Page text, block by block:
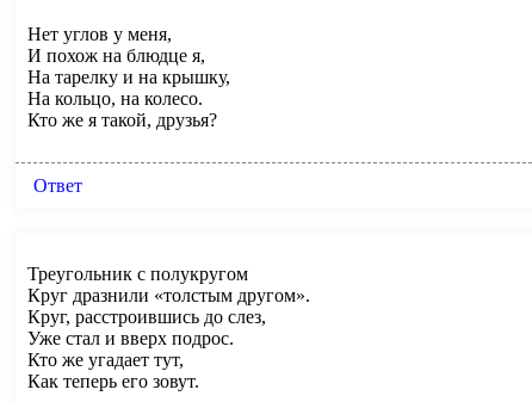
Нет углов у меня,
И похож на блюдце я,
На тарелку и на крышку,
На кольцо, на колесо.
Кто же я такой, друзья?
Ответ
Треугольник с полукругом
Круг дразнили «толстым другом».
Круг, расстроившись до слез,
Уже стал и вверх подрос.
Кто же угадает тут,
Как теперь его зовут.